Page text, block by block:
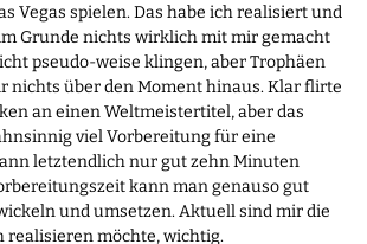
Vegas spielen. Das habe ich realisiert und
Grunde nichts wirklich mit mir gemacht
pseudo-weise klingen, aber Trophäen
nichts über den Moment hinaus. Klar flirte
an einen Weltmeistertitel, aber das
viel Vorbereitung für eine
letztendlich nur gut zehn Minuten
kann man genauso gut
und umsetzen. Aktuell sind mir die
realisieren möchte, wichtig.